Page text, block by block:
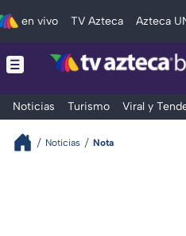
en vivo TV Azteca Azteca
Noticias Turismo Viral y
Noticias Nota